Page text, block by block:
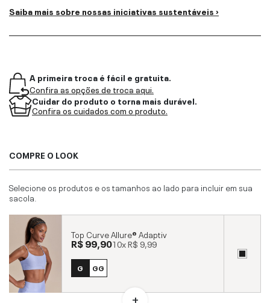
Saiba mais sobre nossas iniciativas sustentáveis ›
A primeira troca é fácil e gratuita.
Confira as opções de troca aqui.
Cuidar do produto o torna mais durável.
Confira os cuidados com o produto.
COMPRE O LOOK
Selecione os produtos e os tamanhos ao lado para incluir em sua
sacola.
Top Curve Allure® Adaptiv
R$ 99,9010xR$ 9,99
G GG